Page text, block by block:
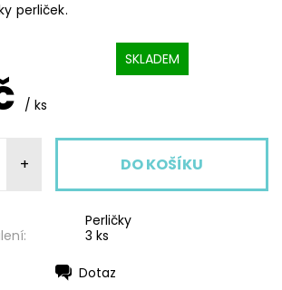
perliček.
SKLADEM
/ ks
+
Perličky
3 ks
Dotaz